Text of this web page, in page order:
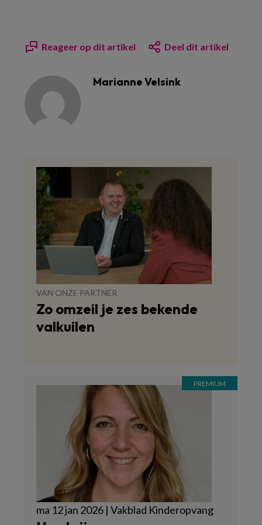
Reageer op dit artikel Deel dit artikel
Marianne Velsink
VAN ONZE PARTNER
Zo omzeil je zes bekende
valkuilen
ma 12 jan 2026 | Vakblad Kinderopvang